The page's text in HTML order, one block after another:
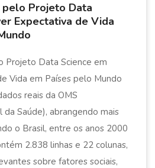
Projeto Data
Expectativa de Vida
Projeto Data Science em
Vida em Países pelo Mundo
reais da OMS
da Saúde), abrangendo mais
o Brasil, entre os anos 2000
2.838 linhas e 22 colunas,
sobre fatores sociais,